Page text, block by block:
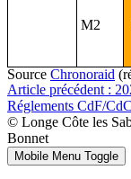
M2
Source Chronoraid
Article précédent :
Réglements CdF/
© Longe Côte les
Bonnet
Mobile Menu Toggle